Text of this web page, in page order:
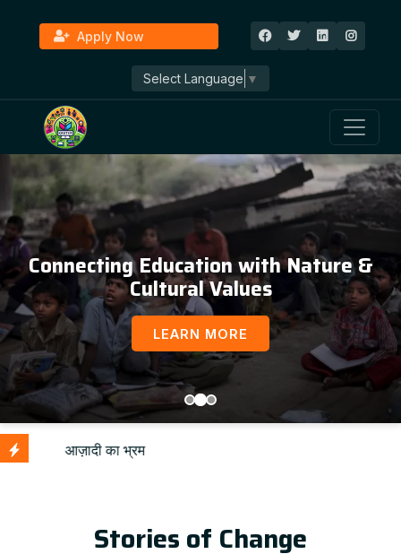
Apply Now
Select Language ▼
Connecting Education with Nature &
Cultural Values
LEARN MORE
Stories of Change